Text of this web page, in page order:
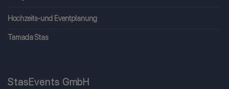
Hochzeits-und Eventplanung
Tamada Stas
StasEvents GmbH